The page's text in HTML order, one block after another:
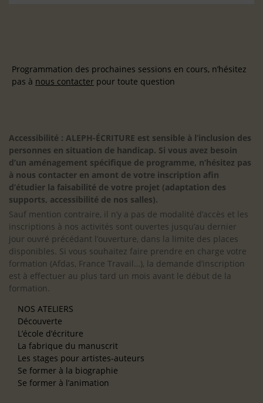
Programmation des prochaines sessions en cours, n’hésitez
pas à nous contacter pour toute question
Accessibilité : ALEPH-ÉCRITURE est sensible à l’inclusion des
personnes en situation de handicap. Si vous avez besoin
d’un aménagement spécifique de programme, n’hésitez pas
à nous contacter en amont de votre inscription afin
d’étudier la faisabilité de votre projet (adaptation des
supports, accessibilité de nos salles).
Sauf mention contraire, il n’y a pas de modalité d’accès et les
inscriptions à nos activités sont ouvertes jusqu’au dernier
jour ouvré précédant l’ouverture, dans la limite des places
disponibles. Si vous souhaitez faire prendre en charge votre
formation (Afdas, France Travail…), la demande d’inscription
est à effectuer au plus tard un mois avant le début de la
formation.
NOS ATELIERS
Découverte
L’école d’écriture
La fabrique du manuscrit
Les stages pour artistes-auteurs
Se former à la biographie
Se former à l’animation